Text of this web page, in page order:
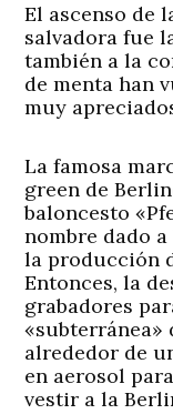
El ascenso de
salvadora fue
también a la
de menta han
muy
La famosa
green de
baloncesto
nombre dado
la producción
Entonces, la
grabadores
«subterránea»
alrededor de
en aerosol
vestir a la